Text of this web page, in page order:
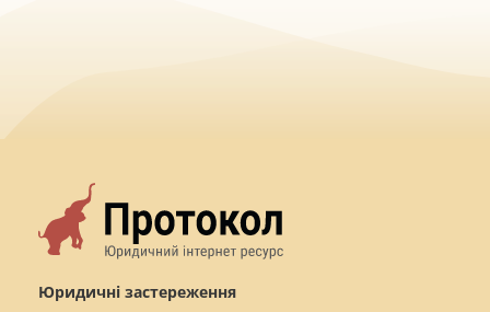
Юридичні застереження